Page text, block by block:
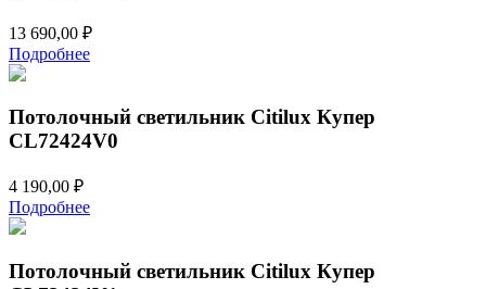
13 690,00 ₽
Подробнее
Потолочный светильник Citilux Купер
CL72424V0
4 190,00 ₽
Подробнее
Потолочный светильник Citilux Купер